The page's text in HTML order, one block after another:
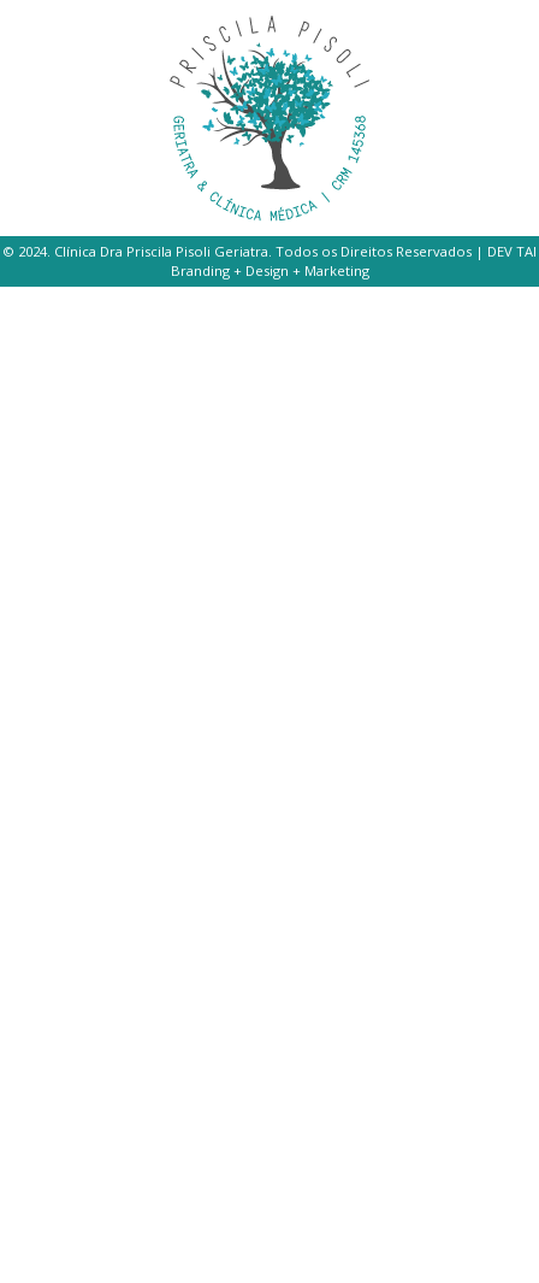
© 2024. Clínica Dra Priscila Pisoli Geriatra. Todos os Direitos Reservados | DEV TAI
Branding + Design + Marketing